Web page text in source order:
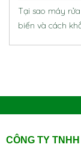
Tại sao máy
biến và cách
CÔNG TY